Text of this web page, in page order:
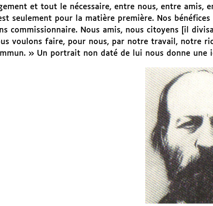
et tout le nécessaire, entre nous, entre amis,
seulement pour la matière première. Nos
commissionnaire. Nous amis, nous citoyens [il
voulons faire, pour nous, par notre travail, notre
» Un portrait non daté de lui nous donne une